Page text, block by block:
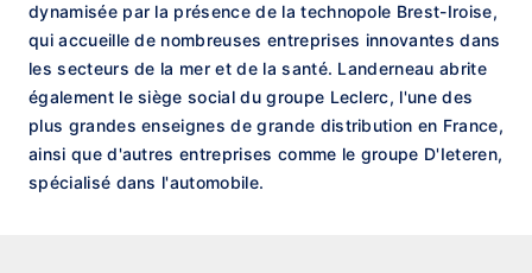
dynamisée par la présence de la technopole Brest-Iroise,
qui accueille de nombreuses entreprises innovantes dans
les secteurs de la mer et de la santé. Landerneau abrite
également le siège social du groupe Leclerc, l'une des
plus grandes enseignes de grande distribution en France,
ainsi que d'autres entreprises comme le groupe D'Ieteren,
spécialisé dans l'automobile.